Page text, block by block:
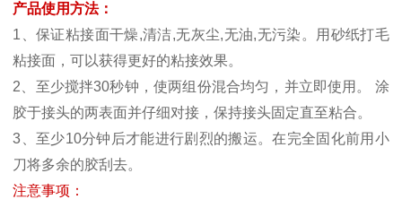
产品使用方法：
1、保证粘接面干燥,清洁,无灰尘,无油,无污染。用砂纸打毛
粘接面，可以获得更好的粘接效果。
2、至少搅拌30秒钟，使两组份混合均匀，并立即使用。 涂
胶于接头的两表面并仔细对接，保持接头固定直至粘合。
3、至少10分钟后才能进行剧烈的搬运。在完全固化前用小
刀将多余的胶刮去。
注意事项：